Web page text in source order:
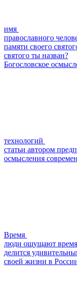
имя
православного
памяти своего
святого ты назван?
Богословское
технологий
статьи автором
осмысления
Время
люди ощущают время
делится
своей жизни в